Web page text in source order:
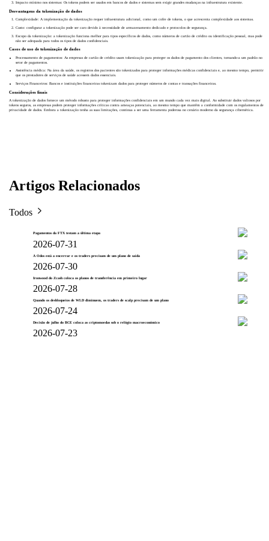
Impacto mínimo nos sistemas: Os tokens podem ser usados ​​em bancos de dados e sistemas sem exigir grandes mudanças na infraestrutura existente.
Desvantagens da tokenização de dados
Complexidade: A implementação da tokenização requer infraestrutura adicional, como um cofre de tokens, o que acrescenta complexidade aos sistemas.
Custo: configurar a tokenização pode ser caro devido à necessidade de armazenamento dedicado e protocolos de segurança.
Escopo da tokenização: a tokenização funciona melhor para tipos específicos de dados, como números de cartão de crédito ou identificação pessoal, mas pode
não ser adequada para todos os tipos de dados confidenciais.
Casos de uso de tokenização de dados
Processamento de pagamentos: As empresas de cartão de crédito usam tokenização para proteger os dados de pagamento dos clientes, tornando-a um padrão no
setor de pagamentos.
Assistência médica: Na área da saúde, os registros dos pacientes são tokenizados para proteger informações médicas confidenciais e, ao mesmo tempo, permitir
que os prestadores de serviços de saúde acessem dados essenciais.
Serviços Financeiros: Bancos e instituições financeiras tokenizam dados para proteger números de contas e transações financeiras.
Considerações finais
A tokenização de dados fornece um método robusto para proteger informações confidenciais em um mundo cada vez mais digital. Ao substituir dados valiosos por
tokens seguros, as empresas podem proteger informações críticas contra ameaças potenciais, ao mesmo tempo que mantêm a conformidade com os regulamentos de
privacidade de dados. Embora a tokenização tenha as suas limitações, continua a ser uma ferramenta poderosa no cenário moderno da segurança cibernética.
Artigos Relacionados
Todos
Pagamentos da FTX testam a última etapa
2026-07-31
A Odos está a encerrar e os traders precisam de um plano de saída
2026-07-30
Ironwood do Zcash coloca os planos de transferência em primeiro lugar
2026-07-28
Quando os desbloqueios de WLD diminuem, os traders de scalp precisam de um plano
2026-07-24
Decisão de julho do BCE coloca as criptomoedas sob o relógio macroeconómico
2026-07-23